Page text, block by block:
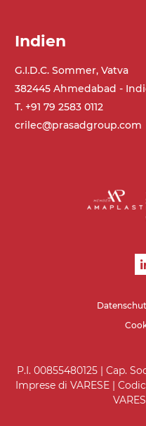
Indien
G.I.D.C. Sommer, Vatva
382445 Ahmedabad -
T. +91 79 2583 0112
crilec@prasadgroup.com
P.I. 00855480125 | Cap.
Imprese di VARESE |